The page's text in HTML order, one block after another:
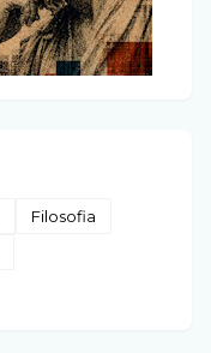
Filosofia